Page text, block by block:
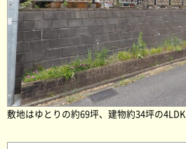
敷地はゆとりの約69坪、建物約34坪の4LDK